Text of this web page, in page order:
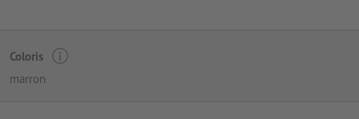
Coloris
marron